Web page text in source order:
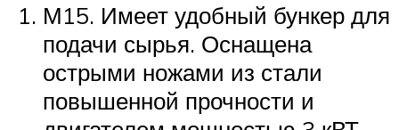
М15. Имеет удобный бункер для
подачи сырья. Оснащена
острыми ножами из стали
повышенной прочности и